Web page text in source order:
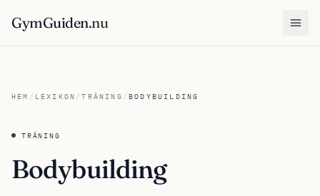
GymGuiden.nu
HEM / LEXIKON /TRÄNING /BODYBUILDING
TRÄNING
Bodybuilding